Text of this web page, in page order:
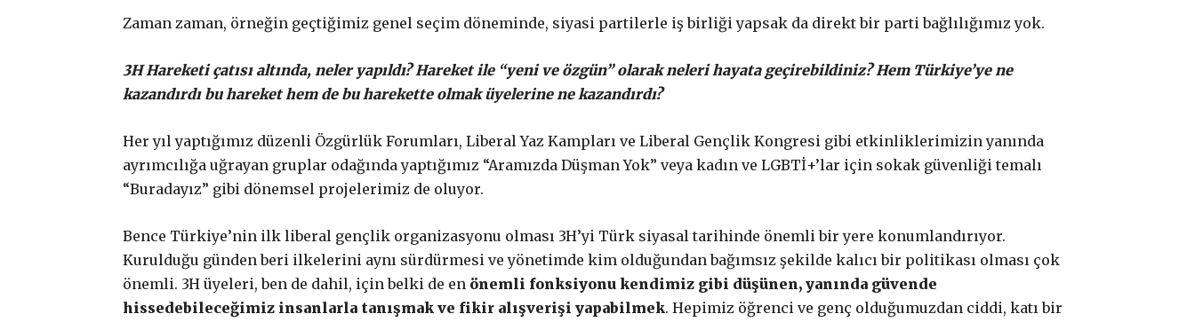
Zaman zaman, örneğin geçtiğimiz genel seçim döneminde, siyasi partilerle iş birliği yapsak da direkt bir parti bağlılığımız yok.
3H Hareketi çatısı altında, neler yapıldı? Hareket ile “yeni ve özgün” olarak neleri hayata geçirebildiniz? Hem Türkiye’ye ne
kazandırdı bu hareket hem de bu harekette olmak üyelerine ne kazandırdı?
Her yıl yaptığımız düzenli Özgürlük Forumları, Liberal Yaz Kampları ve Liberal Gençlik Kongresi gibi etkinliklerimizin yanında
ayrımcılığa uğrayan gruplar odağında yaptığımız “Aramızda Düşman Yok” veya kadın ve LGBTİ+’lar için sokak güvenliği temalı
“Buradayız” gibi dönemsel projelerimiz de oluyor.
Bence Türkiye’nin ilk liberal gençlik organizasyonu olması 3H’yi Türk siyasal tarihinde önemli bir yere konumlandırıyor.
Kurulduğu günden beri ilkelerini aynı sürdürmesi ve yönetimde kim olduğundan bağımsız şekilde kalıcı bir politikası olması çok
önemli. 3H üyeleri, ben de dahil, için belki de en önemli fonksiyonu kendimiz gibi düşünen, yanında güvende
hissedebileceğimiz insanlarla tanışmak ve fikir alışverişi yapabilmek. Hepimiz öğrenci ve genç olduğumuzdan ciddi, katı bir